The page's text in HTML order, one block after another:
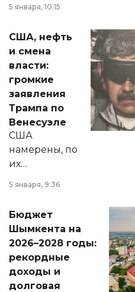
сразу несколько
актуальных тем —
от слухов о
политических
реформах до
вопросов армии,
экономики и
личного здоровья.
5 января, 10:15
США, нефть
и смена
власти:
громкие
заявления
Трампа по
Венесуэле
США
намерены, по
их
принести
народу
Венесуэлы.
5 января, 9:36
Бюджет
Шымкента на
2026–2028 годы:
рекордные
доходы и
долговая